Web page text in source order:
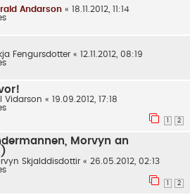
Andarson « 18.11.2012, 11:14
Fengursdotter « 12.11.2012, 08:19
Vidarson « 19.09.2012, 17:18
2
Morvyn an
)
Skjalddisdottir « 26.05.2012, 02:13
2